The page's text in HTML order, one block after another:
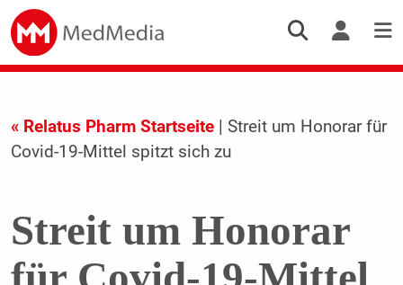
« Relatus Pharm Startseite| Streit um Honorar für
Covid-19-Mittel spitzt sich zu
Streit um Honorar